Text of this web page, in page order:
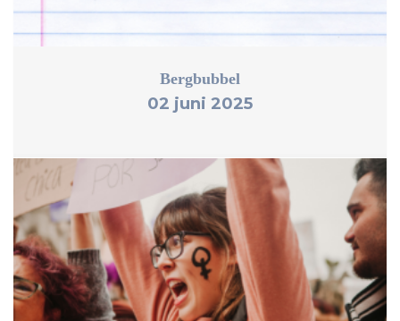
Bergbubbel
02 juni 2025